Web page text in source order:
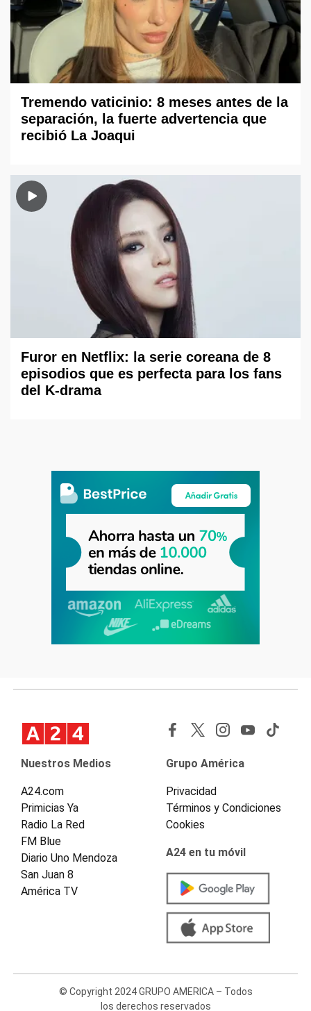
Tremendo vaticinio: 8 meses antes de la
separación, la fuerte advertencia que
recibió La Joaqui
Furor en Netflix: la serie coreana de 8
episodios que es perfecta para los fans
del K-drama
Nuestros Medios
A24.com
Primicias Ya
Radio La Red
FM Blue
Diario Uno Mendoza
San Juan 8
América TV
Grupo América
Privacidad
Términos y Condiciones
Cookies
A24 en tu móvil
© Copyright 2024 GRUPO AMERICA – Todos
los derechos reservados